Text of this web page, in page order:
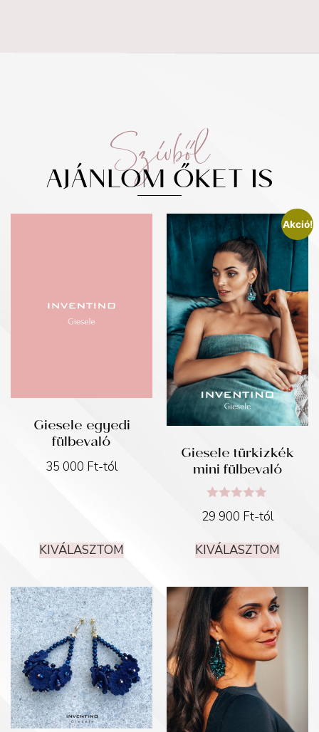
Szívből
AJÁNLOM ŐKET IS
Giesele egyedi
fülbevaló
35 000 Ft-tól
KIVÁLASZTOM
Akció!
Giesele türkizkék
mini fülbevaló
5.00
29 900 Ft-tól
KIVÁLASZTOM